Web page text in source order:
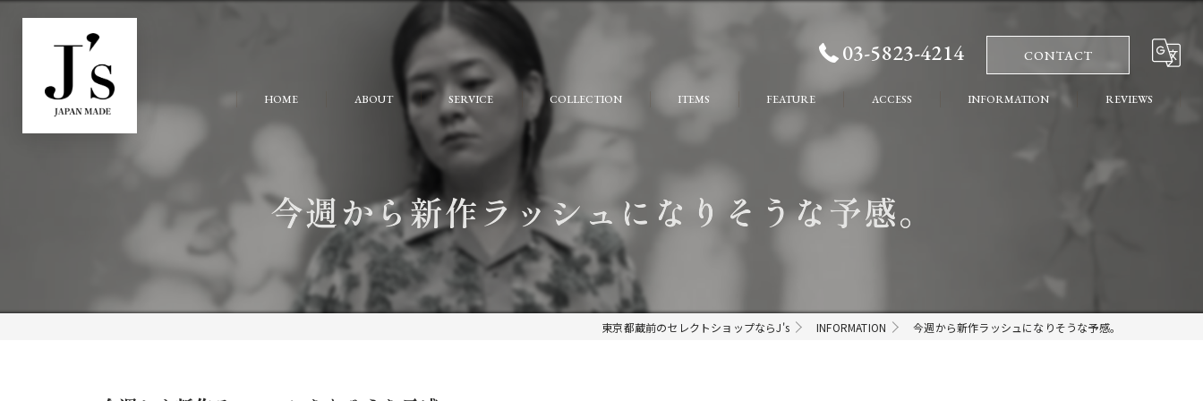
03-5823-4214 CONTACT
HOME ABOUT SERVICE COLLECTION ITEMS FEATURE
大人
ストリート
ACCESS INFORMATION REVIEWS
今週から新作ラッシュになりそうな予感。
東京都蔵前のセレクトショップならJ's INFORMATION 今週から新作ラッシュになりそうな予感。